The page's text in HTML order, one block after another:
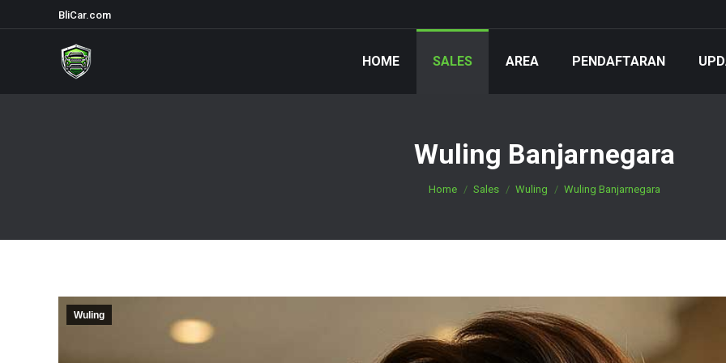
BliCar.com
HOME SALES AREA PENDAFTARAN
Wuling Banjarnegara
You are here:
Home Sales Wuling Wuling Banjarnegara
Wuling